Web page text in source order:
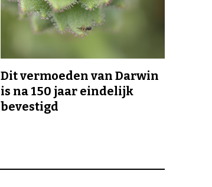
Dit vermoeden van Darwin
is na 150 jaar eindelijk
bevestigd